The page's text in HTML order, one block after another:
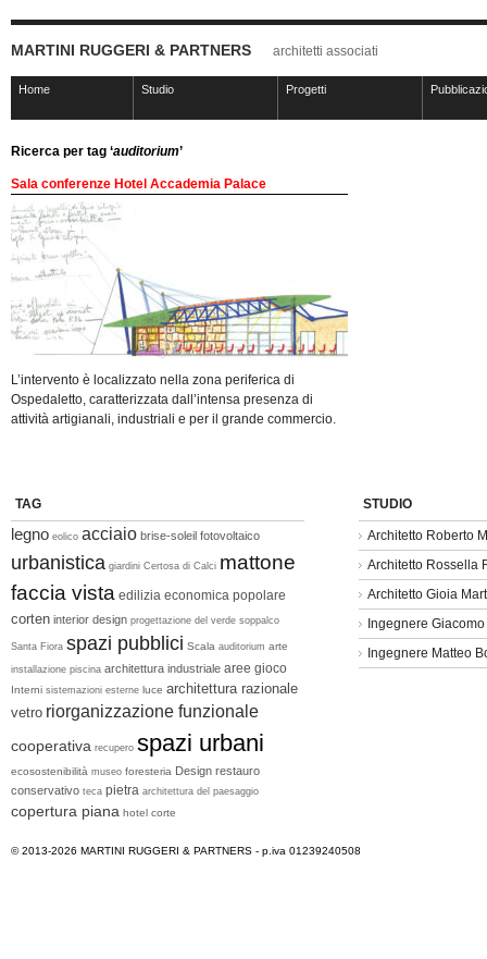
MARTINI RUGGERI & PARTNERS architetti associati
Home Studio Progetti
Ricerca per tag ‘auditorium’
Sala conferenze Hotel Accademia Palace
L’intervento è localizzato nella zona periferica di
Ospedaletto, caratterizzata dall’intensa presenza di
attività artigianali, industriali e per il grande commercio.
TAG
legno eolico acciaio brise-soleil fotovoltaico
urbanistica giardini Certosa di Calci mattone
faccia vista edilizia economica popolare
corten interior design progettazione del verde soppalco
Santa Fiora spazi pubblici Scala auditorium arte
installazione piscina architettura industriale aree gioco
Interni sistemazioni esterne luce architettura razionale
vetro riorganizzazione funzionale
cooperativa recupero spazi urbani
ecosostenibilità museo foresteria Design restauro
conservativo teca pietra architettura del paesaggio
copertura piana hotel corte
STUDIO
Architetto Roberto
Architetto Rossella
Architetto Gioia
Ingegnere
Ingegnere Matteo
© 2013-2026 MARTINI RUGGERI & PARTNERS - p.iva 01239240508